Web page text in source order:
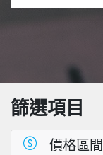
篩選項目
價格區間